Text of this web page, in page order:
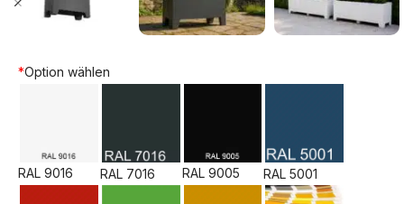
*Option wählen
RAL 9016 RAL 7016 RAL 9005 RAL 5001